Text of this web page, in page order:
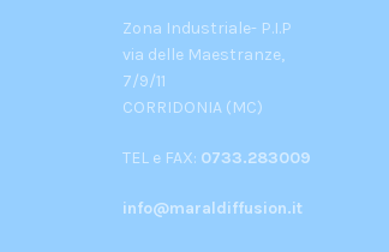
Zona Industriale- P.I.P
via delle Maestranze,
7/9/11
CORRIDONIA (MC)
TEL e FAX: 0733.283009
info@maraldiffusion.it